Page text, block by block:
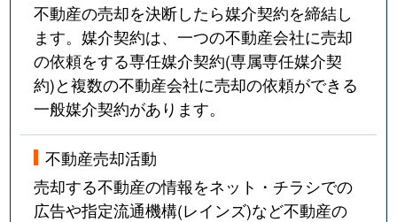
不動産の売却を決断したら媒介契約を締結し
ます。媒介契約は、一つの不動産会社に売却
の依頼をする専任媒介契約(専属専任媒介契
約)と複数の不動産会社に売却の依頼ができる
一般媒介契約があります。
不動産売却活動
売却する不動産の情報をネット・チラシでの
広告や指定流通機構(レインズ)など不動産の